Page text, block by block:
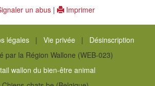
un abus | Imprimer
légales| Vie privée| Désinscription
par la Région Wallone (WEB-023)
wallon du bien-être animal